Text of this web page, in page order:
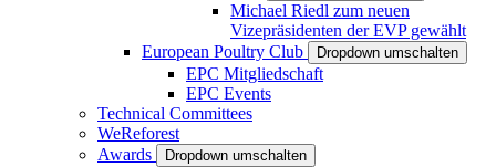
Michael Riedl zum neuen
Vizepräsidenten der EVP gewählt
European Poultry Club
Dropdown umschalten
EPC Mitgliedschaft
EPC Events
Technical Committees
WeReforest
Awards
Dropdown umschalten